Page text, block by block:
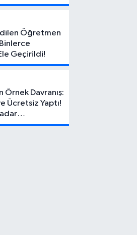
Köyü
Feci Kaza:
1 Ölü, 2
Yaralı
Öğretmen
Geçirildi!
Davranış:
Ücretsiz Yaptı!